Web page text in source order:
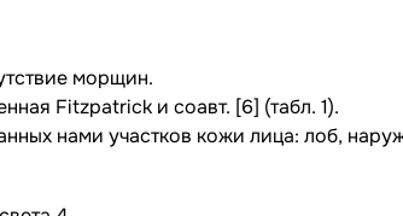
морщин.
Fitzpatrick и соавт. [6] (табл. 1).
нами участков кожи лица: лоб,